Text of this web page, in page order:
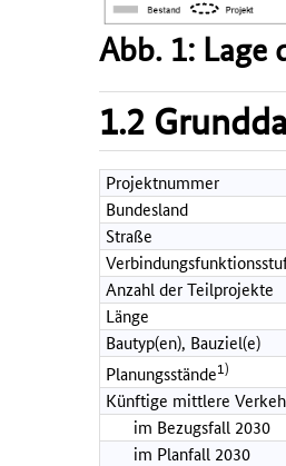
Abb. 1: Lage
1.2
Projektnummer
Bundesland
Straße
Anzahl der Teilprojekte
Länge
Bautyp(en), Bauziel(e)
Planungsstände1)
Künftige mittlere
im Bezugsfall 2030
im Planfall 2030